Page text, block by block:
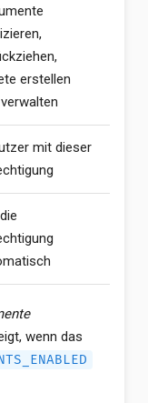
erstellen
mit dieser
wenn das